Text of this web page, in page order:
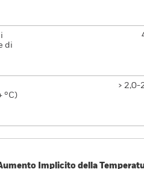
di
°C)
> 2,0-
Implicito della